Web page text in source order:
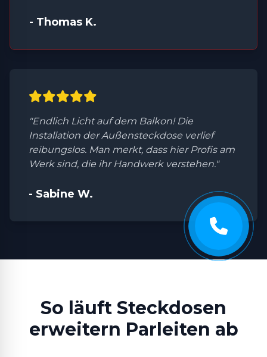
- Thomas K.
"Endlich Licht auf dem Balkon! Die
Installation der Außensteckdose verlief
reibungslos. Man merkt, dass hier Profis am
Werk sind, die ihr Handwerk verstehen."
- Sabine W.
So läuft Steckdosen
erweitern Parleiten ab